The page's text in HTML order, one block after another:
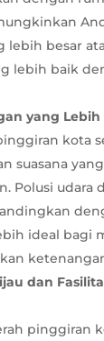
lebih besar
lebih baik
yang Lebih
kota
suasana
Polusi udara
ideal bagi
dan
pinggiran